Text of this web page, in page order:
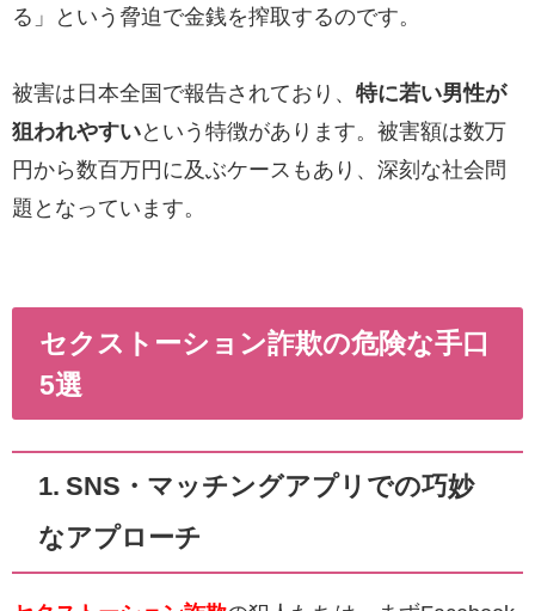
る」という脅迫で金銭を搾取するのです。
被害は日本全国で報告されており、 特に若い男性が
狙われやすいという特徴があります。被害額は数万
円から数百万円に及ぶケースもあり、深刻な社会問
題となっています。
セクストーション詐欺の危険な手口
5選
1. SNS・マッチングアプリでの巧妙
なアプローチ